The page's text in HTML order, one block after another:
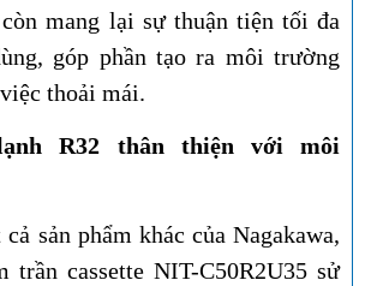
mang lại sự thuận tiện tối đa
góp phần tạo ra môi trường
thoải mái.
R32 thân thiện với môi
sản phẩm khác của Nagakawa,
trần cassette NIT-C50R2U35 sử